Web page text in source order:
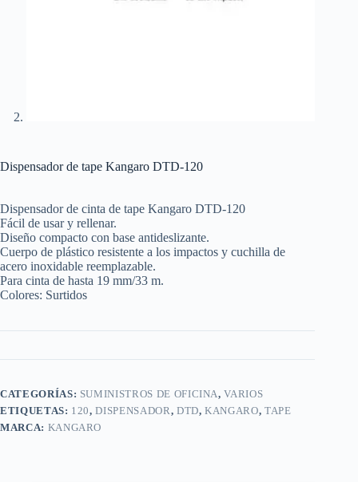
Dispensador de tape Kangaro DTD-120
Dispensador de cinta de tape Kangaro DTD-120
Fácil de usar y rellenar.
Diseño compacto con base antideslizante.
Cuerpo de plástico resistente a los impactos y cuchilla de
acero inoxidable reemplazable.
Para cinta de hasta 19 mm/33 m.
Colores: Surtidos
CATEGORÍAS: SUMINISTROS DE OFICINA,VARIOS
ETIQUETAS: 120,DISPENSADOR, DTD,KANGARO,TAPE
MARCA: KANGARO